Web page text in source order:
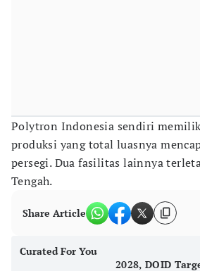
Polytron Indonesia sendiri
produksi yang total luasnya
persegi. Dua fasilitas lainnya
Tengah.
Share Article
Curated For You
2028, DOID